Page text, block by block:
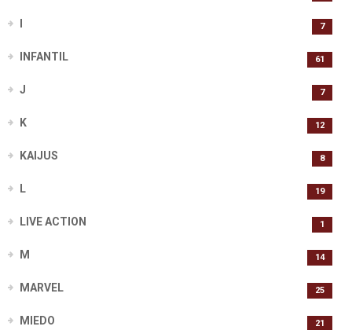
7
INFANTIL 61
J 7
K 12
KAIJUS 8
L 19
LIVE ACTION 1
M 14
MARVEL 25
MIEDO 21